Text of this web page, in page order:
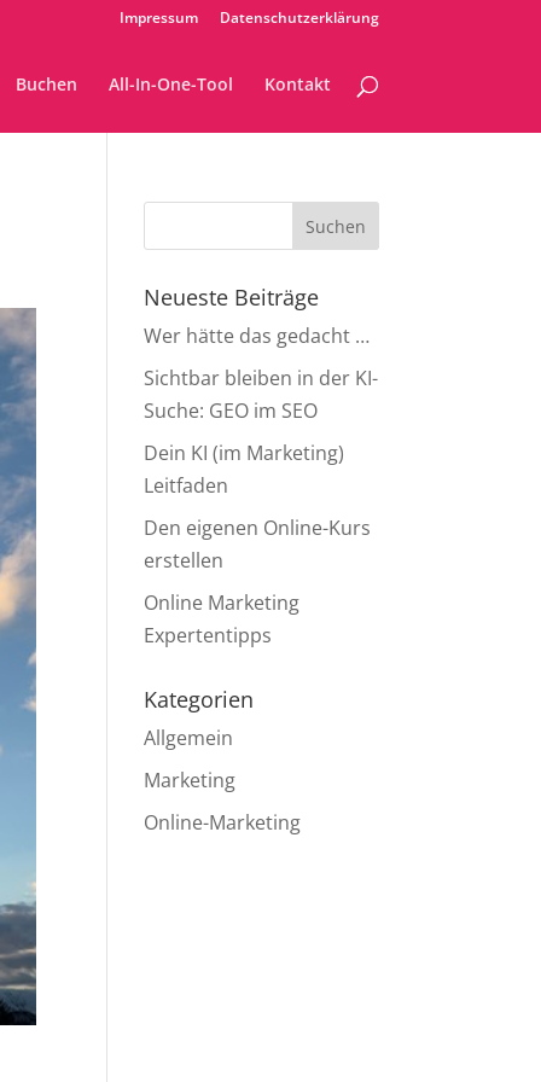
Impressum Datenschutzerklärung
Buchen All-In-One-Tool Kontakt
Neueste Beiträge
Wer hätte das gedacht …
Sichtbar bleiben in der KI-
Suche: GEO im SEO
Dein KI (im Marketing)
Leitfaden
Den eigenen Online-Kurs
erstellen
Online Marketing
Expertentipps
Kategorien
Allgemein
Marketing
Online-Marketing